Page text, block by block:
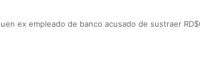
ex empleado de banco acusado de sustraer